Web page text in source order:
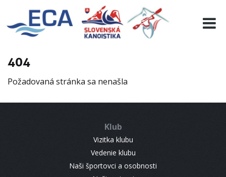
404
Požadovaná stránka sa nenašla
Klub
Vizitka klubu
Vedenie klubu
Naši športovci a osobnosti
EURO 19
INFO
RESULTS
CONTACT